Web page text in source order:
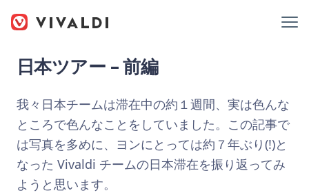
日本ツアー – 前編
我々日本チームは滞在中の約１週間、実は色んな
ところで色んなことをしていました。この記事で
は写真を多めに、ヨンにとっては約７年ぶり(!)と
なった Vivaldi チームの日本滞在を振り返ってみ
ようと思います。